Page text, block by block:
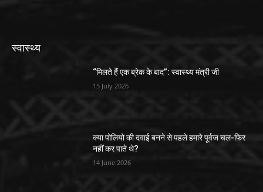
स्वास्थ्य
“मिलते हैं एक ब्रेक के बाद”: स्वास्थ्य मंत्री जी
15 July 2026
क्या पोलियो की दवाई बनने से पहले हमारे पूर्वज चल-फिर
नहीं कर पाते थे?
14 June 2026